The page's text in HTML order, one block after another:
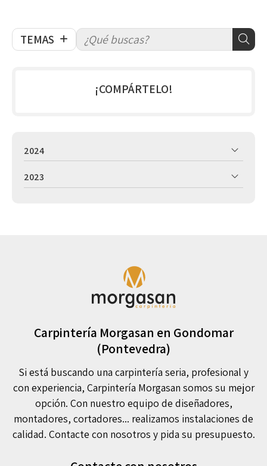
TEMAS
¡COMPÁRTELO!
2024
2023
Carpintería Morgasan en Gondomar
(Pontevedra)
Si está buscando una carpintería seria, profesional y
con experiencia, Carpintería Morgasan somos su mejor
opción. Con nuestro equipo de diseñadores,
montadores, cortadores... realizamos instalaciones de
calidad. Contacte con nosotros y pida su presupuesto.